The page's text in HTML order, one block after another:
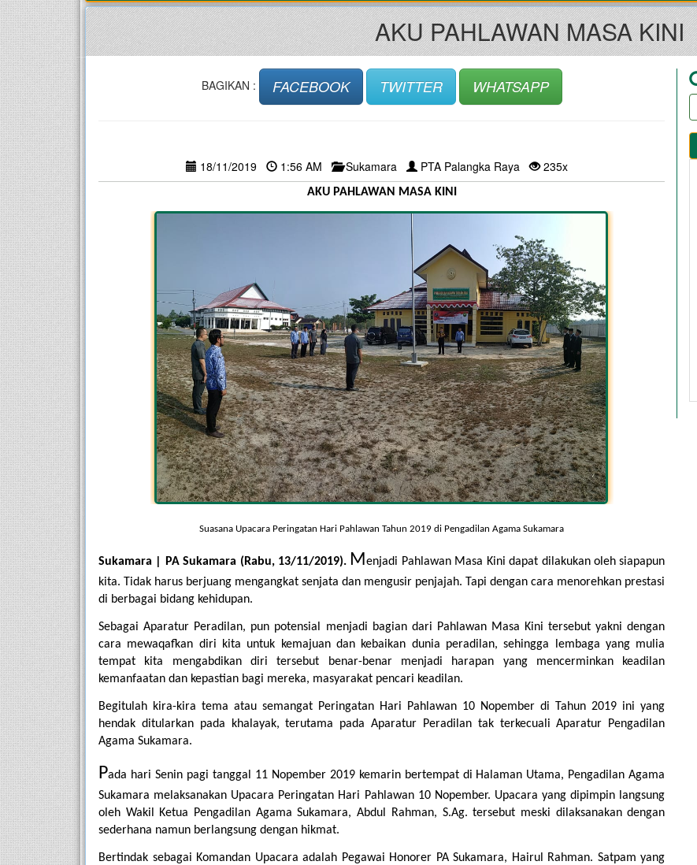
AKU PAHLAWAN MASA KINI
BAGIKAN : FACEBOOK TWITTER WHATSAPP
18/11/2019 1:56 AM Sukamara PTA Palangka Raya 235x
AKU PAHLAWAN MASA KINI
Suasana Upacara Peringatan Hari Pahlawan Tahun 2019 di Pengadilan Agama Sukamara
Sukamara | PA Sukamara (Rabu, 13/11/2019). Menjadi Pahlawan Masa Kini dapat dilakukan oleh siapapun
kita. Tidak harus berjuang mengangkat senjata dan mengusir penjajah. Tapi dengan cara menorehkan prestasi
di berbagai bidang kehidupan.
Sebagai Aparatur Peradilan, pun potensial menjadi bagian dari Pahlawan Masa Kini tersebut yakni dengan
cara mewaqafkan diri kita untuk kemajuan dan kebaikan dunia peradilan, sehingga lembaga yang mulia
tempat kita mengabdikan diri tersebut benar-benar menjadi harapan yang mencerminkan keadilan
kemanfaatan dan kepastian bagi mereka, masyarakat pencari keadilan.
Begitulah kira-kira tema atau semangat Peringatan Hari Pahlawan 10 Nopember di Tahun 2019 ini yang
hendak ditularkan pada khalayak, terutama pada Aparatur Peradilan tak terkecuali Aparatur Pengadilan
Agama Sukamara.
Pada hari Senin pagi tanggal 11 Nopember 2019 kemarin bertempat di Halaman Utama, Pengadilan Agama
Sukamara melaksanakan Upacara Peringatan Hari Pahlawan 10 Nopember. Upacara yang dipimpin langsung
oleh Wakil Ketua Pengadilan Agama Sukamara, Abdul Rahman, S.Ag. tersebut meski dilaksanakan dengan
sederhana namun berlangsung dengan hikmat.
Bertindak sebagai Komandan Upacara adalah Pegawai Honorer PA Sukamara, Hairul Rahman. Satpam yang